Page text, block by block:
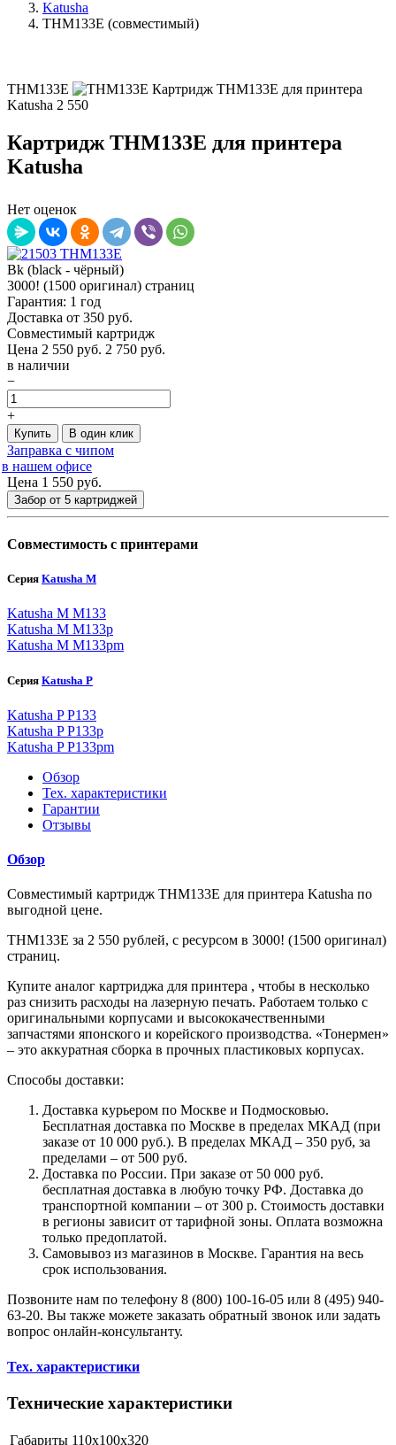
Katusha
THM133E (совместимый)
THM133E
Картридж THM133E для принтера
Katusha 2 550
Картридж THM133E для принтера
Katusha
Нет оценок
Bk (black - чёрный)
3000! (1500 оригинал) страниц
Гарантия: 1 год
Доставка от 350 руб.
Совместимый картридж
Цена 2 550 руб. 2 750 руб.
в наличии
−
+
Купить В один клик
Заправка с чипом
в нашем офисе
Цена 1 550 руб.
Забор от 5 картриджей
Совместимость с принтерами
Серия Katusha M
Katusha M M133
Katusha M M133p
Katusha M M133pm
Серия Katusha P
Katusha P P133
Katusha P P133p
Katusha P P133pm
Обзор
Тех. характеристики
Гарантии
Отзывы
Обзор
Совместимый картридж THM133E для принтера Katusha по
выгодной цене.
THM133E за 2 550 рублей, с ресурсом в 3000! (1500 оригинал)
страниц.
Купите аналог картриджа для принтера , чтобы в несколько
раз снизить расходы на лазерную печать. Работаем только с
оригинальными корпусами и высококачественными
запчастями японского и корейского производства. «Тонермен»
– это аккуратная сборка в прочных пластиковых корпусах.
Способы доставки:
Доставка курьером по Москве и Подмосковью.
Бесплатная доставка по Москве в пределах МКАД (при
заказе от 10 000 руб.). В пределах МКАД – 350 руб, за
пределами – от 500 руб.
Доставка по России. При заказе от 50 000 руб.
бесплатная доставка в любую точку РФ. Доставка до
транспортной компании – от 300 р. Стоимость доставки
в регионы зависит от тарифной зоны. Оплата возможна
только предоплатой.
Самовывоз из магазинов в Москве. Гарантия на весь
срок использования.
Позвоните нам по телефону 8 (800) 100-16-05 или 8 (495) 940-
63-20. Вы также можете заказать обратный звонок или задать
вопрос онлайн-консультанту.
Тех. характеристики
Технические характеристики
Габариты 110x100x320